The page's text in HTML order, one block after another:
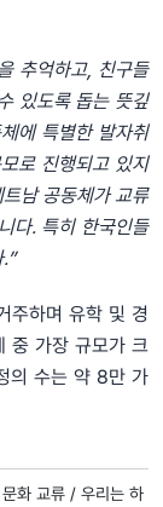
추억하고, 친구들
있도록 돕는 뜻깊
에 특별한 발자취
로 진행되고 있지
남 공동체가 교류
다. 특히 한국인들
주하며 유학 및 경
중 가장 규모가 크
의 수는 약 8만 가
문화 교류 / 우리는 하